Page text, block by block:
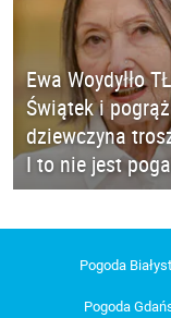
Ewa Woydyłło
Świątek i
dziewczyna
I to nie jest
Pogoda
Pogoda